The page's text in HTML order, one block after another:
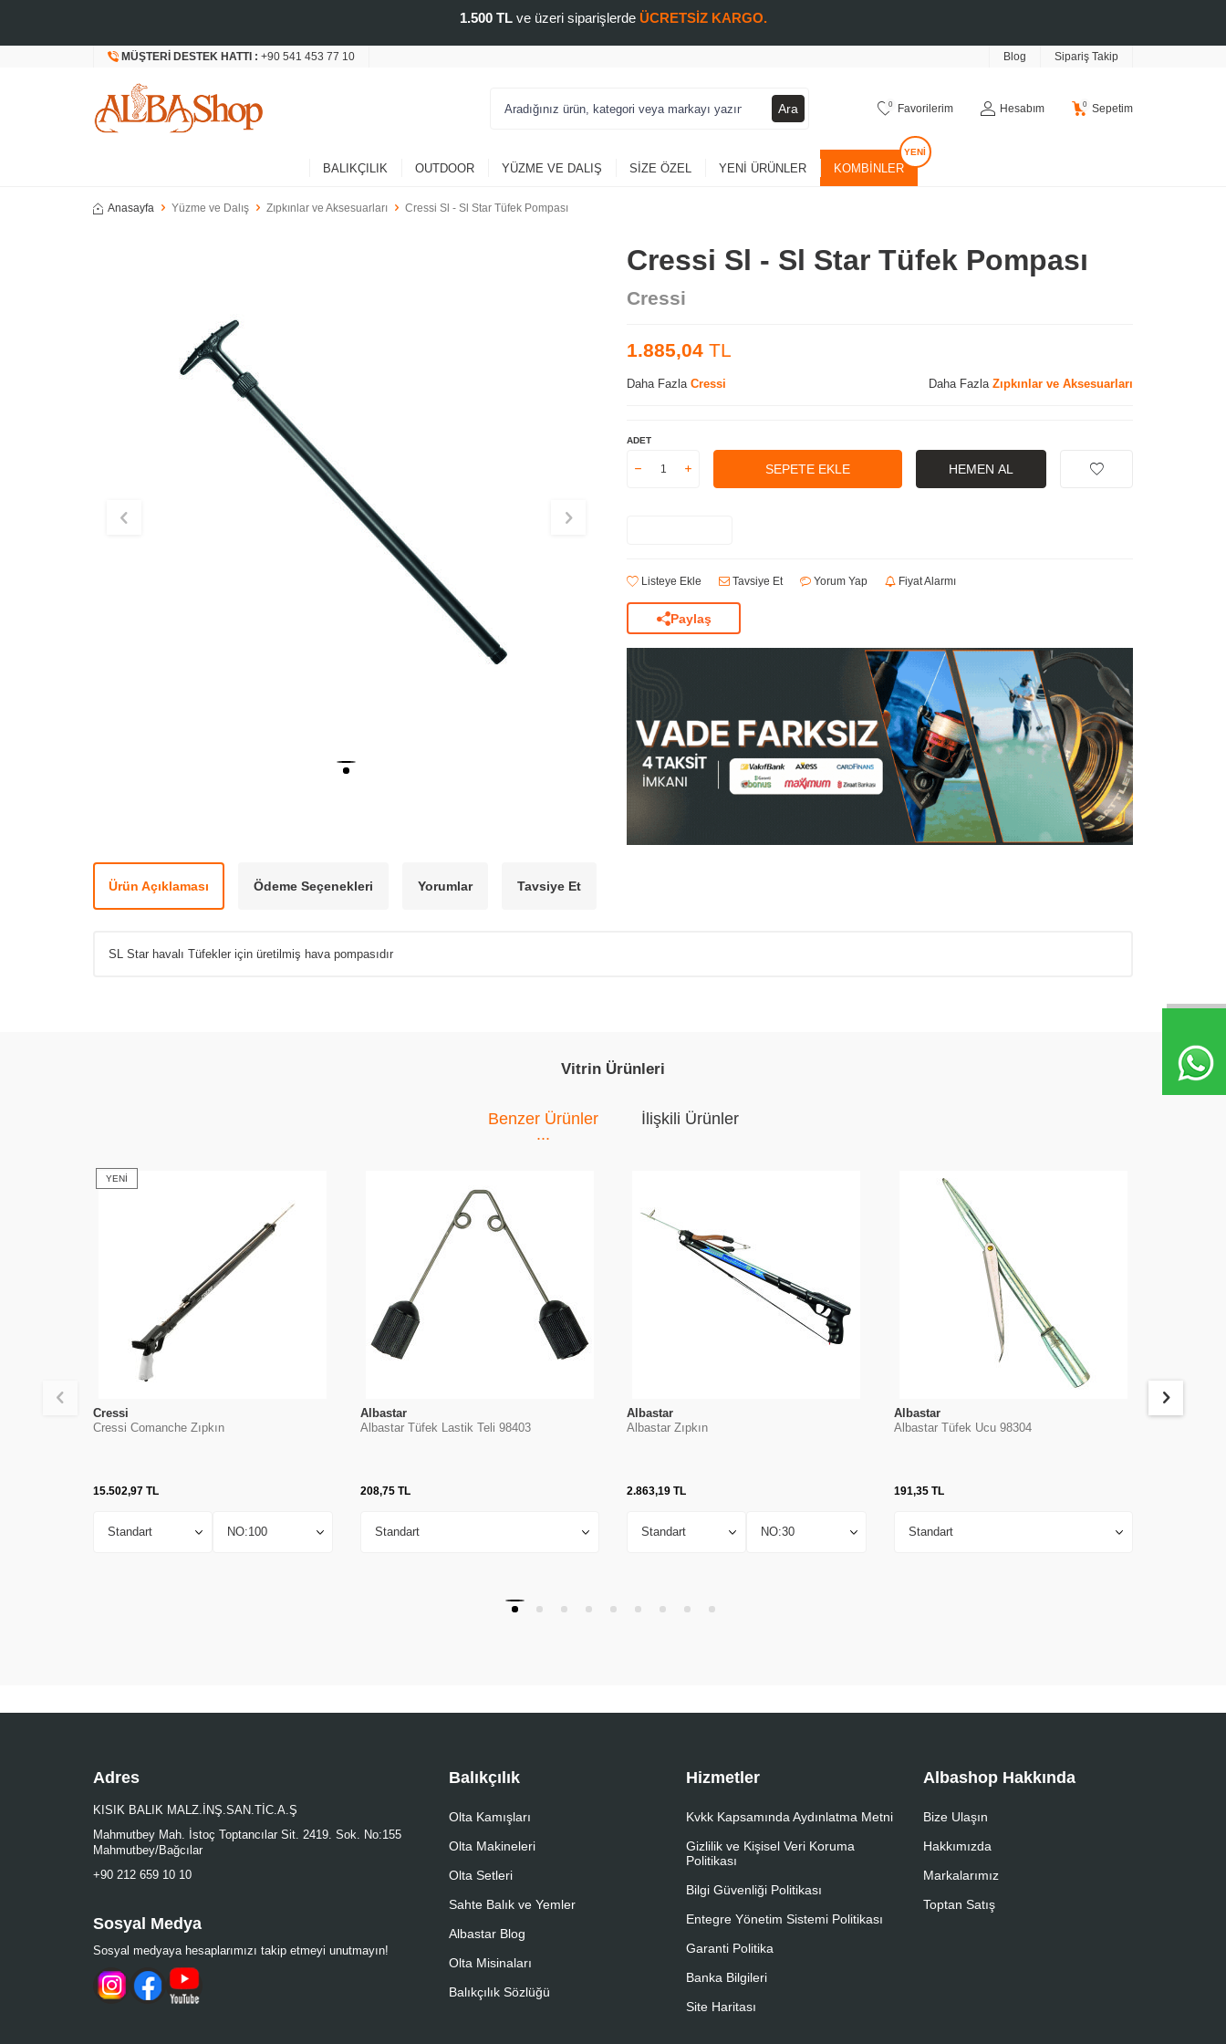
1.500 TLve üzeri siparişlerde ÜCRETSİZ KARGO.
MÜŞTERI DESTEK HATTI : +90 541 453 77 10 Blog Sipariş Takip
Ara 0 Favorilerim Hesabım 0 Sepetim
BALIKÇILIK OUTDOOR YÜZME VE DALIŞ SIZE ÖZEL YENI ÜRÜNLER KOMBINLER
Anasayfa Yüzme ve Dalış Zıpkınlar ve Aksesuarları Cressi Sl - Sl Star Tüfek Pompası
Cressi Sl - Sl Star Tüfek Pompası
Cressi
1.885,04 TL
Daha Fazla Cressi Daha Fazla Zıpkınlar ve Aksesuarları
ADET
SEPETE EKLE HEMEN AL
Listeye Ekle Tavsiye Et Yorum Yap Fiyat Alarmı
Paylaş
Ürün Açıklaması Ödeme Seçenekleri Yorumlar Tavsiye Et
SL Star havalı Tüfekler için üretilmiş hava pompasıdır
Vitrin Ürünleri
Benzer Ürünler İlişkili Ürünler
YENI
Cressi
Cressi Comanche Zıpkın
15.502,97 TL
Albastar
Albastar Tüfek Lastik Teli 98403
208,75TL
Albastar
Albastar Zıpkın
2.863,19 TL
Albastar
Albastar Tüfek Ucu 98304
191,35TL
Cressi
Adres
KISIK BALIK MALZ.İNŞ.SAN.TİC.A.Ş
Mahmutbey Mah. İstoç Toptancılar Sit. 2419. Sok. No:155
Mahmutbey/Bağcılar
+90 212 659 10 10
Sosyal Medya
Sosyal medyaya hesaplarımızı takip etmeyi unutmayın!
Balıkçılık
Olta Kamışları
Olta Makineleri
Olta Setleri
Sahte Balık ve Yemler
Albastar Blog
Olta Misinaları
Balıkçılık Sözlüğü
Hizmetler
Kvkk Kapsamında Aydınlatma Metni
Gizlilik ve Kişisel Veri Koruma
Politikası
Bilgi Güvenliği Politikası
Entegre Yönetim Sistemi Politikası
Garanti Politika
Banka Bilgileri
Site Haritası
Albashop Hakkında
Bize Ulaşın
Hakkımızda
Markalarımız
Toptan Satış